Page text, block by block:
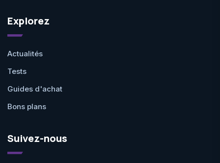
Explorez
Actualités
Tests
Guides d'achat
Bons plans
Suivez-nous